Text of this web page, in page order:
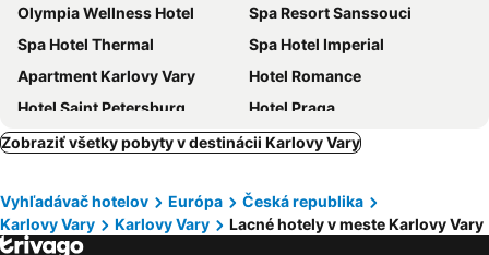
Olympia Wellness Hotel
Spa Resort Sanssouci
Spa Hotel Thermal
Spa Hotel Imperial
Apartment Karlovy Vary
Hotel Romance
Hotel Saint Petersburg
Hotel Praga
ASTORIA Hotel & Medical Spa
Hotel Petr
Carlsbad Plaza Medical Spa & Wellness Hotel
Hotel Astoria
Spa Hotel Villa Smetana
Grandhotel AMBASSADOR National House
Zobraziť všetky pobyty v destinácii Karlovy Vary
Vyhľadávač hotelov Európa
Česká republika
Karlovy Vary
Karlovy Vary Lacné hotely v meste Karlovy Vary